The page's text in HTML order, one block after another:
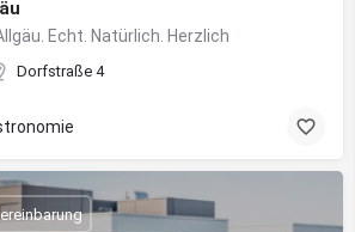
Echt. Natürlich. Herzlich
Dorfstraße 4